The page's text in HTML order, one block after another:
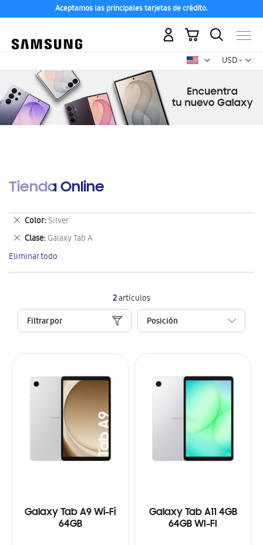
Aceptamos las principales tarjetas de crédito.
USD -
dólar
Mi carrito
Tienda Online
2artículos
Filtrar por
Galaxy Tab A9 Wi-Fi
64GB
Galaxy Tab A11 4GB
64GB WI-FI
Color Silver
Eliminar
este
artículo
Clase Galaxy Tab A
Eliminar
este
artículo
Eliminar todo